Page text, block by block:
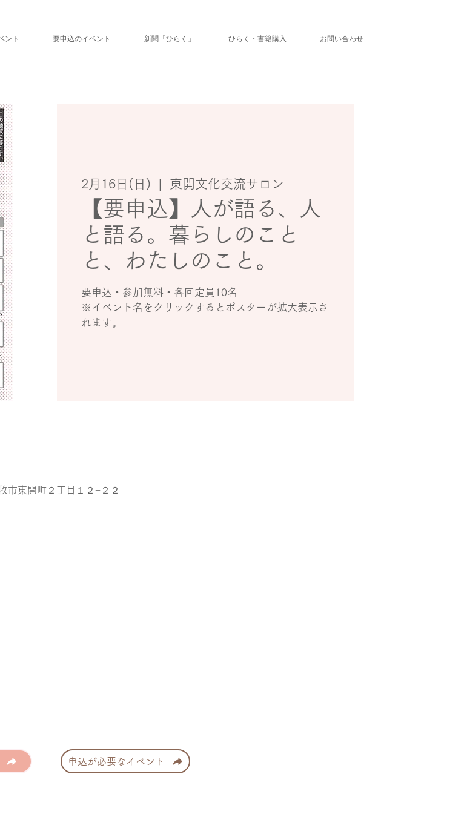
ント 要申込のイベント 新聞「ひらく」 ひらく・書籍購入 お問い合わせ
2月16日(日) 東開文化交流サロン
【要申込】人が語る、人
と語る。暮らしのこと
と、わたしのこと。
要申込・参加無料・各回定員10名
※イベント名をクリックするとポスターが拡大表示さ
れます。
市東開町２丁目１２−２２
申込が必要なイベント